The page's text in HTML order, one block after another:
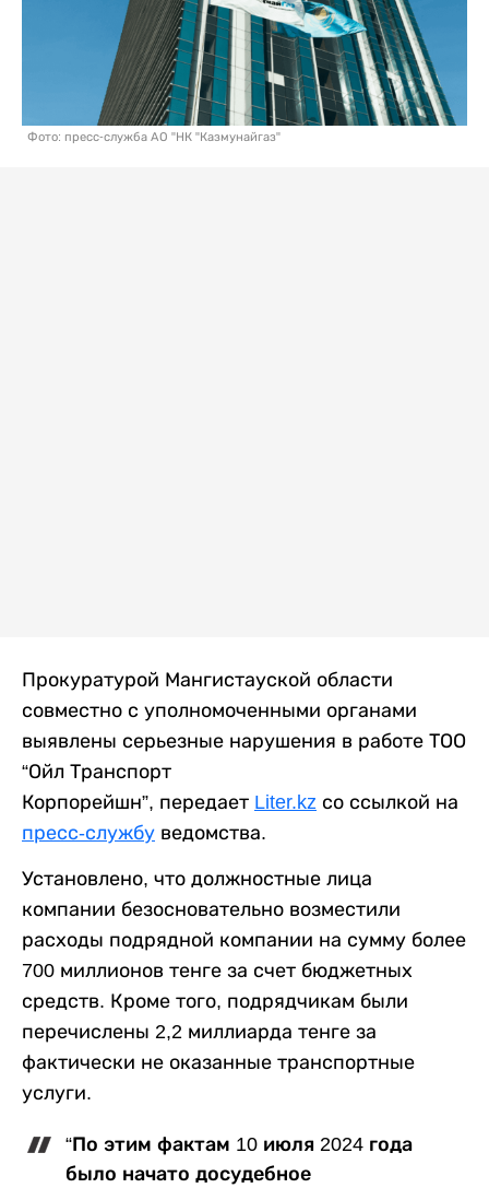
Фото: пресс-служба АО "НК "Казмунайгаз"
Прокуратурой Мангистауской области
совместно с уполномоченными органами
выявлены серьезные нарушения в работе ТОО
“Ойл Транспорт
Корпорейшн”, передает Liter.kz со ссылкой на
пресс-службу ведомства.
Установлено, что должностные лица
компании безосновательно возместили
расходы подрядной компании на сумму более
700 миллионов тенге за счет бюджетных
средств. Кроме того, подрядчикам были
перечислены 2,2 миллиарда тенге за
фактически не оказанные транспортные
услуги.
“По этим фактам 10 июля 2024 года
было начато досудебное